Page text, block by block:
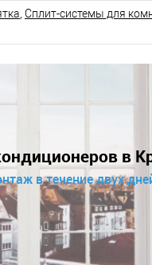
, Сплит-системы для
в
в течение двух